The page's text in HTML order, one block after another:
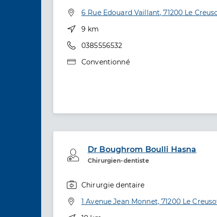
Adresse
6 Rue Edouard Vaillant, 71200 Le
Distance
9 km
Téléphone
0385556532
Type de convention
Conventionné
Dr Boughrom Boulli Hasna
Chirurgien-dentiste
Professionel de santé
Chirurgie dentaire
Adresse
1 Avenue Jean Monnet, 71200 Le